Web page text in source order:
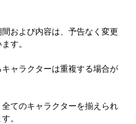
間および内容は、予告なく変更
す。
キャラクターは重複する場合が
全てのキャラクターを揃えられ
。